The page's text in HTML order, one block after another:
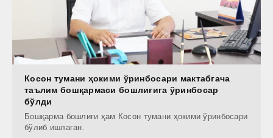
Косон тумани ҳокими ўринбосари мактабгача
таълим бошқармаси бошлиғига ўринбосар
бўлди
Бошқарма бошлиғи ҳам Косон тумани ҳокими ўринбосари
бўлиб ишлаган.